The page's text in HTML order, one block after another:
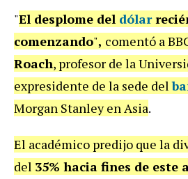
"El desplome del dólar
comenzando", comentó a
Roach, profesor de la
expresidente de la sede del
Morgan Stanley en Asia.
El académico predijo que la
del 35% hacia fines de este